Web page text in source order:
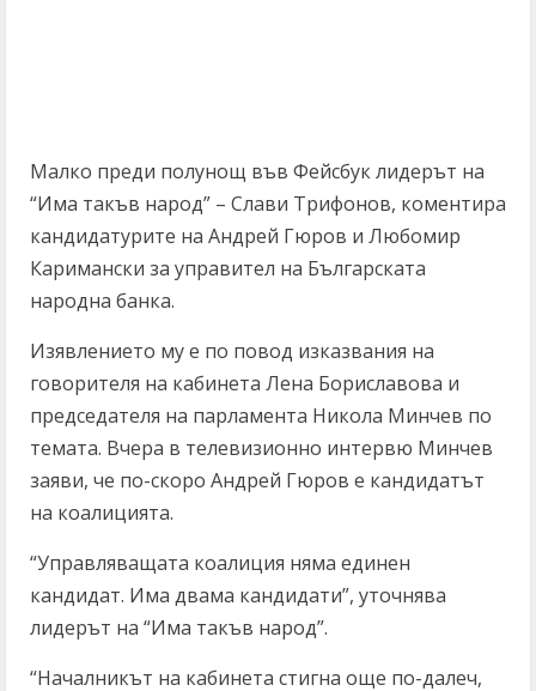
Малко преди полунощ във Фейсбук лидерът на
“Има такъв народ” – Слави Трифонов, коментира
кандидатурите на Андрей Гюров и Любомир
Каримански за управител на Българската
народна банка.
Изявлението му е по повод изказвания на
говорителя на кабинета Лена Бориславова и
председателя на парламента Никола Минчев по
темата. Вчера в телевизионно интервю Минчев
заяви, че по-скоро Андрей Гюров е кандидатът
на коалицията.
“Управляващата коалиция няма единен
кандидат. Има двама кандидати”, уточнява
лидерът на “Има такъв народ”.
“Началникът на кабинета стигна още по-далеч,